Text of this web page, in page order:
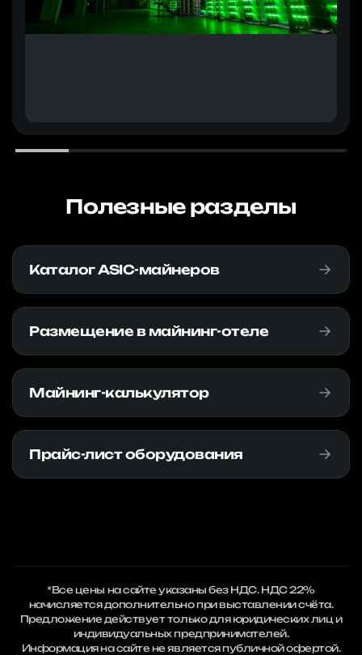
Полезные разделы
Каталог ASIC-майнеров
Размещение в майнинг-отеле
Майнинг-калькулятор
Прайс-лист оборудования
*Все цены на сайте указаны без НДС. НДС 22%
начисляется дополнительно при выставлении счёта.
Предложение действует только для юридических лиц и
индивидуальных предпринимателей.
Информация на сайте не является публичной офертой.